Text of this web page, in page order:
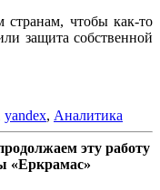
странам, чтобы как-то
защита собственной
yandex, Аналитика
эту работу
«Еркрамас»